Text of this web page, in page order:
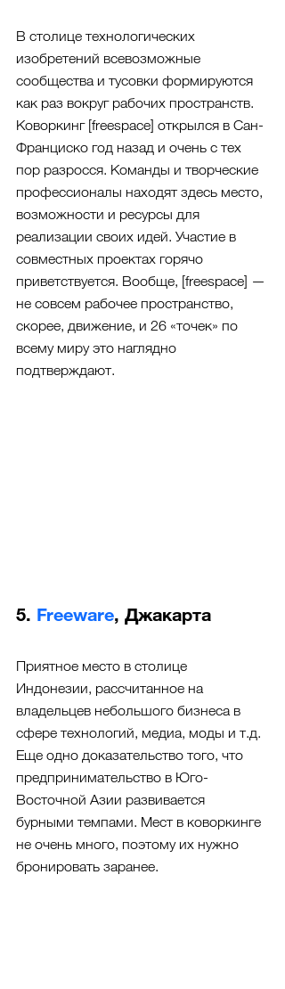
В столице технологических
изобретений всевозможные
сообщества и тусовки формируются
как раз вокруг рабочих пространств.
Коворкинг [freespace] открылся в Сан-
Франциско год назад и очень с тех
пор разросся. Команды и творческие
профессионалы находят здесь место,
возможности и ресурсы для
реализации своих идей. Участие в
совместных проектах горячо
приветствуется. Вообще, [freespace] —
не совсем рабочее пространство,
скорее, движение, и 26 «точек» по
всему миру это наглядно
подтверждают.
5. Freeware, Джакарта
Приятное место в столице
Индонезии, рассчитанное на
владельцев небольшого бизнеса в
сфере технологий, медиа, моды и т.д.
Еще одно доказательство того, что
предпринимательство в Юго-
Восточной Азии развивается
бурными темпами. Мест в коворкинге
не очень много, поэтому их нужно
бронировать заранее.